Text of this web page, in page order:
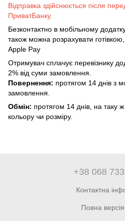
Відправка здійснюється після
ПриватБанку.
Безконтактно в мобільному
також можна розрахувати
Apple Pay
Отримувач сплачує перевізнику
2% від суми замовлення.
Повернення: протягом 14 днів з
замовлення.
Обмін: протягом 14 днів, на таку
кольору чи розміру.
+38 068
Контактна
Повна